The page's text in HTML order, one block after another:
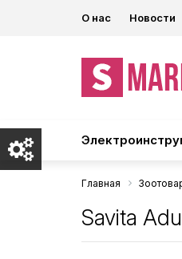
О нас Новости
Главная
Savita